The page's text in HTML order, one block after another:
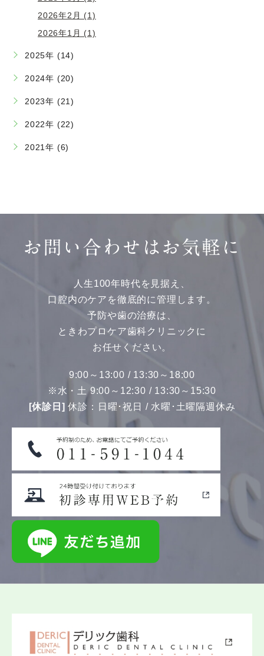
2026年2月 (1)
2026年1月 (1)
2025年 (14)
2024年 (20)
2023年 (21)
2022年 (22)
2021年 (6)
お問い合わせはお気軽に
人生100年時代を見据え、
口腔内のケアを徹底的に管理します。
予防や歯の治療は、
ときわプロケア歯科クリニックに
お任せください。
9:00～13:00 / 13:30～18:00
※水・土 9:00～12:30 / 13:30～15:30
[休診日] 休診：日曜･祝日 / 水曜･土曜隔週休み